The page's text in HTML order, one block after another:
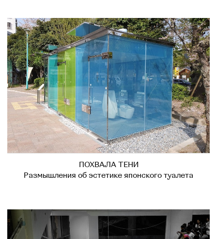
ПОХВАЛА ТЕНИ
Размышления об эстетике японского туалета